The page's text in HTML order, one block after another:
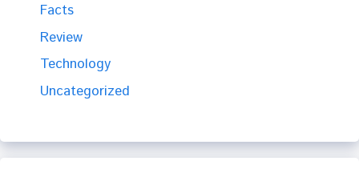
Facts
Review
Technology
Uncategorized